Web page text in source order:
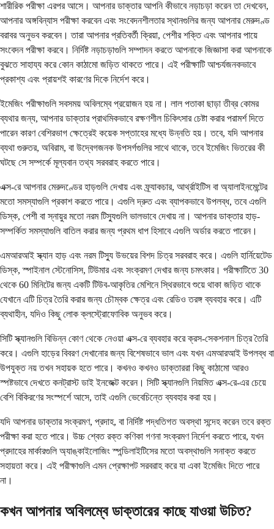
শারীরিক পরীক্ষা এরপর আসে। আপনার ডাক্তার আপনি কীভাবে নড়াচড়া করেন তা দেখবেন,
আপনার অঙ্গবিন্যাস পরীক্ষা করবেন এবং সংবেদনশীলতার স্থানগুলির জন্য আপনার মেরুদণ্ড
বরাবর অনুভব করবেন। তারা আপনার প্রতিবর্তী ক্রিয়া, পেশীর শক্তি এবং আপনার পায়ে
সংবেদন পরীক্ষা করবে। নির্দিষ্ট নড়াচড়াগুলি সম্পাদন করতে আপনাকে জিজ্ঞাসা করা আপনাকে
বুঝতে সাহায্য করে কোন কাঠামো জড়িত থাকতে পারে। এই পরীক্ষাটি আশ্চর্যজনকভাবে
প্রকাশ্য এবং প্রায়শই কারণের দিকে নির্দেশ করে।
ইমেজিং পরীক্ষাগুলি সবসময় অবিলম্বে প্রয়োজন হয় না। লাল পতাকা ছাড়া তীব্র কোমর
ব্যথার জন্য, আপনার ডাক্তার প্রাথমিকভাবে রক্ষণশীল চিকিৎসার চেষ্টা করার পরামর্শ দিতে
পারেন কারণ বেশিরভাগ ক্ষেত্রেই কয়েক সপ্তাহের মধ্যে উন্নতি হয়। তবে, যদি আপনার
ব্যথা গুরুতর, অবিরাম, বা উদ্বেগজনক উপসর্গগুলির সাথে থাকে, তবে ইমেজিং ভিতরের কী
ঘটছে সে সম্পর্কে মূল্যবান তথ্য সরবরাহ করতে পারে।
এক্স-রে আপনার মেরুদণ্ডের হাড়গুলি দেখায় এবং ফ্র্যাকচার, আর্থ্রাইটিস বা অ্যালাইনমেন্টের
মতো সমস্যাগুলি প্রকাশ করতে পারে। এগুলি দ্রুত এবং ব্যাপকভাবে উপলব্ধ, তবে এগুলি
ডিস্ক, পেশী বা স্নায়ুর মতো নরম টিস্যুগুলি ভালভাবে দেখায় না। আপনার ডাক্তার হাড়-
সম্পর্কিত সমস্যাগুলি বাতিল করার জন্য প্রথম ধাপ হিসাবে এগুলি অর্ডার করতে পারেন।
এমআরআই স্ক্যান হাড় এবং নরম টিস্যু উভয়ের বিশদ চিত্র সরবরাহ করে। এগুলি হার্নিয়েটেড
ডিস্ক, স্পাইনাল স্টেনোসিস, টিউমার এবং সংক্রমণ দেখার জন্য চমৎকার। পরীক্ষাটিতে 30
থেকে 60 মিনিটের জন্য একটি টিউব-আকৃতির মেশিনে স্থিরভাবে শুয়ে থাকা জড়িত থাকে
যেখানে এটি চিত্র তৈরি করার জন্য চৌম্বক ক্ষেত্র এবং রেডিও তরঙ্গ ব্যবহার করে। এটি
ব্যথাহীন, যদিও কিছু লোক ক্লস্ট্রোফোবিক অনুভব করে।
সিটি স্ক্যানগুলি বিভিন্ন কোণ থেকে নেওয়া এক্স-রে ব্যবহার করে ক্রস-সেকশনাল চিত্র তৈরি
করে। এগুলি হাড়ের বিবরণ দেখানোর জন্য বিশেষভাবে ভাল এবং যখন এমআরআই উপলব্ধ বা
উপযুক্ত নয় তখন সহায়ক হতে পারে। কখনও কখনও ডাক্তাররা কিছু কাঠামো আরও
স্পষ্টভাবে দেখতে কনট্রাস্ট ডাই ইনজেক্ট করেন। সিটি স্ক্যানগুলি নিয়মিত এক্স-রে-এর চেয়ে
বেশি বিকিরণের সংস্পর্শে আসে, তাই এগুলি ভেবেচিন্তে ব্যবহার করা হয়।
যদি আপনার ডাক্তার সংক্রমণ, প্রদাহ, বা নির্দিষ্ট পদ্ধতিগত অবস্থা সন্দেহ করেন তবে রক্ত ​​
পরীক্ষা করা হতে পারে। উচ্চ শ্বেত রক্ত ​​কণিকা গণনা সংক্রমণ নির্দেশ করতে পারে, যখন
প্রদাহের মার্কারগুলি অ্যাঙ্কাইলোজিং স্পন্ডিলাইটিসের মতো অবস্থাগুলি সনাক্ত করতে
সহায়তা করে। এই পরীক্ষাগুলি এমন প্রেক্ষাপট সরবরাহ করে যা একা ইমেজিং দিতে পারে
না।
কখন আপনার অবিলম্বে ডাক্তারের কাছে যাওয়া উচিত?